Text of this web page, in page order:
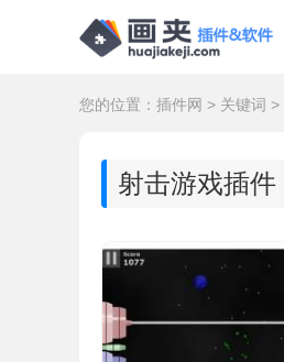
您的位置： 插件网 > 关键词 >
射击游戏插件